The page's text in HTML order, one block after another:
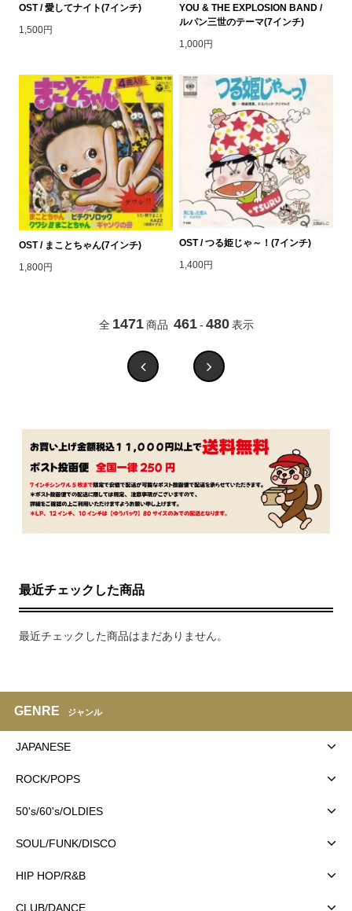
OST / 愛してナイト(7インチ)
1,500円
YOU & THE EXPLOSION BAND /
ルパン三世のテーマ(7インチ)
1,000円
OST / まことちゃん(7インチ)
1,800円
OST / つる姫じゃ～！(7インチ)
1,400円
全 1471 商品 461 - 480 表示
最近チェックした商品
最近チェックした商品はまだありません。
GENRE ジャンル
JAPANESE
ROCK/POPS
50's/60's/OLDIES
SOUL/FUNK/DISCO
HIP HOP/R&B
CLUB/DANCE